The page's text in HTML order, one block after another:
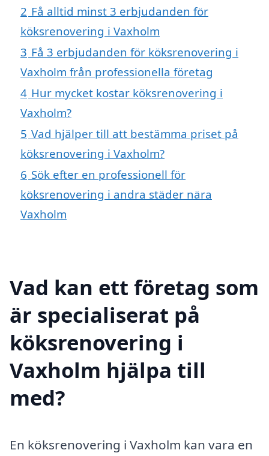
2 Få alltid minst 3 erbjudanden för
köksrenovering i Vaxholm
3 Få 3 erbjudanden för köksrenovering i
Vaxholm från professionella företag
4 Hur mycket kostar köksrenovering i
Vaxholm?
5 Vad hjälper till att bestämma priset på
köksrenovering i Vaxholm?
6 Sök efter en professionell för
köksrenovering i andra städer nära
Vaxholm
Vad kan ett företag som
är specialiserat på
köksrenovering i
Vaxholm hjälpa till
med?
En köksrenovering i Vaxholm kan vara en